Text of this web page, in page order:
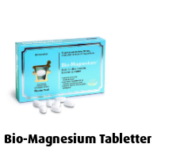
Bio-Magnesium Tabletter